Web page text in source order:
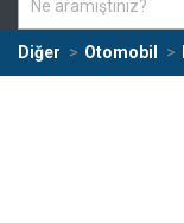
Diğer Otomobil